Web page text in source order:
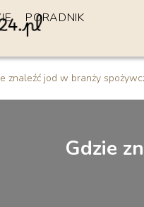
PORADNIK
znaleźć jod w branży
Gdzie